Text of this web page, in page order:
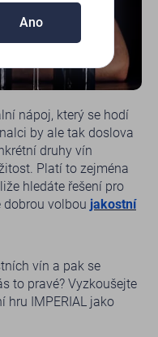
nápoj, který se hodí
by ale tak doslova
druhy vín
Platí to zejména
hledáte řešení pro
dobrou volbou jakostní
vín a pak se
to pravé? Vyzkoušejte
hru IMPERIAL jako
Ano